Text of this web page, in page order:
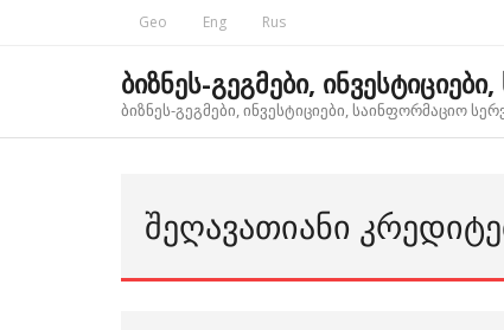
Geo Eng Rus
ბიზნეს-გეგმები,
ბიზნეს-გეგმები, ინვესტიციები, საინფორმაციო
ᲨᲔᲦᲐᲕᲐᲗᲘᲐᲜᲘ